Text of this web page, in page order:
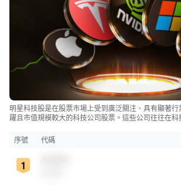
明星科技股是在股票市場上受到廣泛關注、具有顯著
躍且市值規模較大的科技公司股票。這些公司往往在
市，特別是科技行業板塊乃至全球經濟具有顯著影響。
序號 代碼